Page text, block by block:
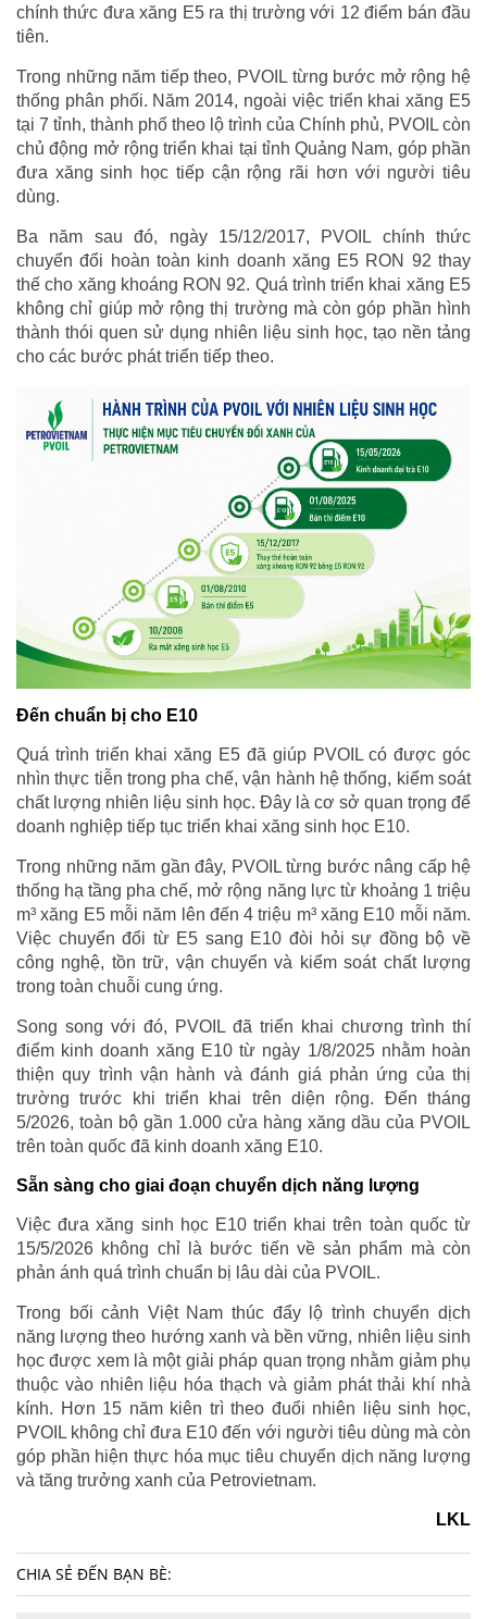
chính thức đưa xăng E5 ra thị trường với 12 điểm bán đầu
tiên.
Trong những năm tiếp theo, PVOIL từng bước mở rộng hệ
thống phân phối. Năm 2014, ngoài việc triển khai xăng E5
tại 7 tỉnh, thành phố theo lộ trình của Chính phủ, PVOIL còn
chủ động mở rộng triển khai tại tỉnh Quảng Nam, góp phần
đưa xăng sinh học tiếp cận rộng rãi hơn với người tiêu
dùng.
Ba năm sau đó, ngày 15/12/2017, PVOIL chính thức
chuyển đổi hoàn toàn kinh doanh xăng E5 RON 92 thay
thế cho xăng khoáng RON 92. Quá trình triển khai xăng E5
không chỉ giúp mở rộng thị trường mà còn góp phần hình
thành thói quen sử dụng nhiên liệu sinh học, tạo nền tảng
cho các bước phát triển tiếp theo.
Đến chuẩn bị cho E10
Quá trình triển khai xăng E5 đã giúp PVOIL có được góc
nhìn thực tiễn trong pha chế, vận hành hệ thống, kiểm soát
chất lượng nhiên liệu sinh học. Đây là cơ sở quan trọng để
doanh nghiệp tiếp tục triển khai xăng sinh học E10.
Trong những năm gần đây, PVOIL từng bước nâng cấp hệ
thống hạ tầng pha chế, mở rộng năng lực từ khoảng 1 triệu
m³ xăng E5 mỗi năm lên đến 4 triệu m³ xăng E10 mỗi năm.
Việc chuyển đổi từ E5 sang E10 đòi hỏi sự đồng bộ về
công nghệ, tồn trữ, vận chuyển và kiểm soát chất lượng
trong toàn chuỗi cung ứng.
Song song với đó, PVOIL đã triển khai chương trình thí
điểm kinh doanh xăng E10 từ ngày 1/8/2025 nhằm hoàn
thiện quy trình vận hành và đánh giá phản ứng của thị
trường trước khi triển khai trên diện rộng. Đến tháng
5/2026, toàn bộ gần 1.000 cửa hàng xăng dầu của PVOIL
trên toàn quốc đã kinh doanh xăng E10.
Sẵn sàng cho giai đoạn chuyển dịch năng lượng
Việc đưa xăng sinh học E10 triển khai trên toàn quốc từ
15/5/2026 không chỉ là bước tiến về sản phẩm mà còn
phản ánh quá trình chuẩn bị lâu dài của PVOIL.
Trong bối cảnh Việt Nam thúc đẩy lộ trình chuyển dịch
năng lượng theo hướng xanh và bền vững, nhiên liệu sinh
học được xem là một giải pháp quan trọng nhằm giảm phụ
thuộc vào nhiên liệu hóa thạch và giảm phát thải khí nhà
kính. Hơn 15 năm kiên trì theo đuổi nhiên liệu sinh học,
PVOIL không chỉ đưa E10 đến với người tiêu dùng mà còn
góp phần hiện thực hóa mục tiêu chuyển dịch năng lượng
và tăng trưởng xanh của Petrovietnam.
LKL
CHIA SẺ ĐẾN BẠN BÈ: